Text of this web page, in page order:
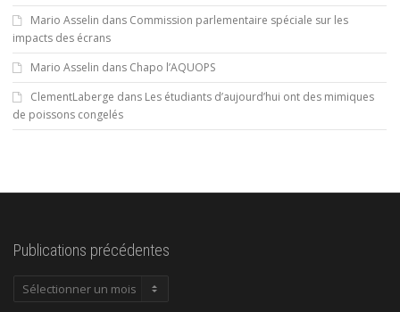
Mario Asselin dans Commission parlementaire spéciale sur les
impacts des écrans
Mario Asselin dans Chapo l’AQUOPS
ClementLaberge dans Les étudiants d’aujourd’hui ont des mimiques
de poissons congelés
Publications précédentes
Publications